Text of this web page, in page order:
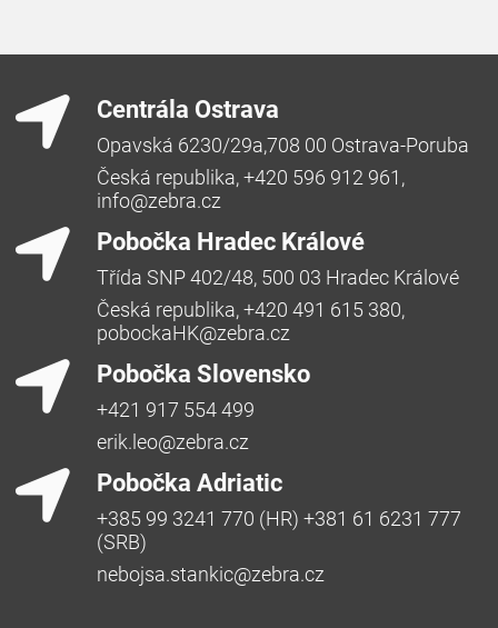
Centrála Ostrava
Opavská 6230/29a,708 00 Ostrava-Poruba
Česká republika, +420 596 912 961,
info@zebra.cz
Pobočka Hradec Králové
Třída SNP 402/48, 500 03 Hradec Králové
Česká republika, +420 491 615 380,
pobockaHK@zebra.cz
Pobočka Slovensko
+421 917 554 499
erik.leo@zebra.cz
Pobočka Adriatic
+385 99 3241 770 (HR) +381 61 6231 777
(SRB)
nebojsa.stankic@zebra.cz